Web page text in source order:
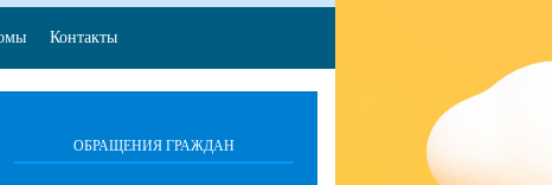
ОБРАЩЕНИЯ ГРАЖДАН
Контакты